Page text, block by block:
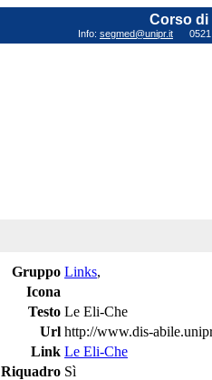
Corso di
Info: segmed@unipr.it
Gruppo Links,
Icona
Testo Le Eli-Che
Url http://www.dis-
Link Le Eli-Che
Riquadro Sì